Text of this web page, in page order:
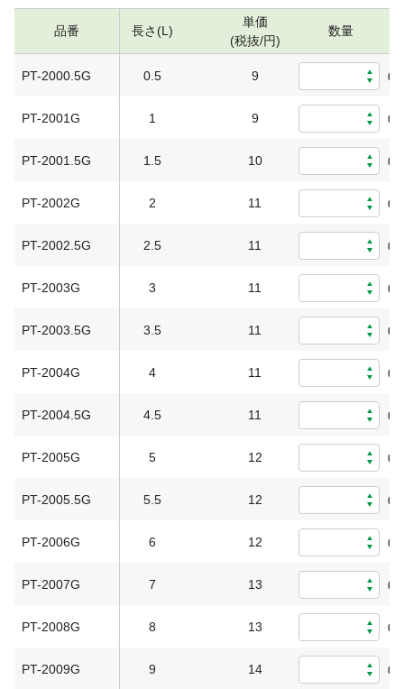
品番 長さ(L)
単価
(税抜/円)
数量
PT-2000.5G 0.5 9 0
PT-2001G 1 9 0
PT-2001.5G 1.5 10 0
PT-2002G 2 11 0
PT-2002.5G 2.5 11 0
PT-2003G 3 11 0
PT-2003.5G 3.5 11 0
PT-2004G 4 11 0
PT-2004.5G 4.5 11 0
PT-2005G 5 12 0
PT-2005.5G 5.5 12 0
PT-2006G 6 12 0
PT-2007G 7 13 0
PT-2008G 8 13 0
PT-2009G 9 14 0